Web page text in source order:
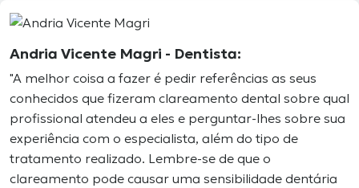
Andria Vicente Magri - Dentista:
"A melhor coisa a fazer é pedir referências as seus
conhecidos que fizeram clareamento dental sobre qual
profissional atendeu a eles e perguntar-lhes sobre sua
experiência com o especialista, além do tipo de
tratamento realizado. Lembre-se de que o
clareamento pode causar uma sensibilidade dentária